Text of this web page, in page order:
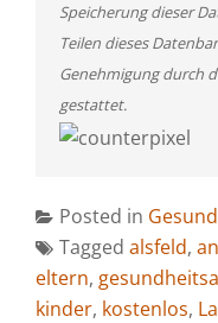
Speicherung dieser
Teilen dieses
Genehmigung durch
gestattet.
Posted in
Tagged alsfeld,
eltern,
kinder, kostenlos,